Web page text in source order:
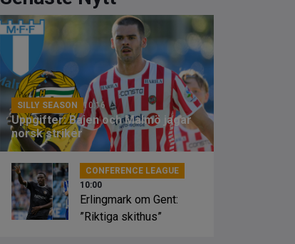
SILLY SEASON 10:16
Uppgifter: Bajen och Malmö jagar
norsk striker
CONFERENCE LEAGUE
10:00
Erlingmark om Gent:
”Riktiga skithus”